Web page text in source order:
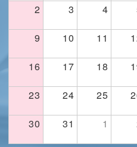
2 3 4
9 10 11
16 17 18
23 24 25
30 31 1